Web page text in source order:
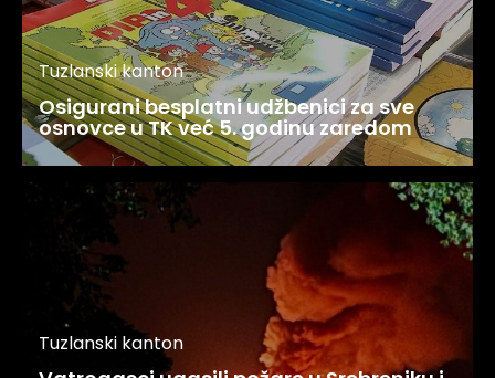
Tuzlanski kanton
Osigurani besplatni udžbenici za sve
osnovce u TK već 5. godinu zaredom
Tuzlanski kanton